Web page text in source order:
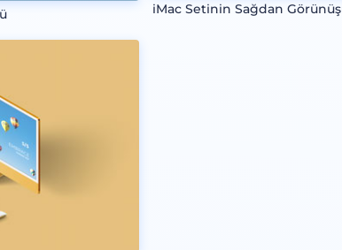
iMac Setinin Sağdan